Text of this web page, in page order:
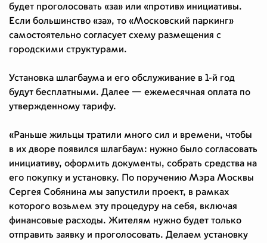
будет проголосовать «за» или «против» инициативы.
Если большинство «за», то «Московский паркинг»
самостоятельно согласует схему размещения с
городскими структурами.
Установка шлагбаума и его обслуживание в 1-й год
будут бесплатными. Далее — ежемесячная оплата по
утвержденному тарифу.
«Раньше жильцы тратили много сил и времени, чтобы
в их дворе появился шлагбаум: нужно было согласовать
инициативу, оформить документы, собрать средства на
его покупку и установку. По поручению Мэра Москвы
Сергея Собянина мы запустили проект, в рамках
которого возьмем эту процедуру на себя, включая
финансовые расходы. Жителям нужно будет только
отправить заявку и проголосовать. Делаем установку